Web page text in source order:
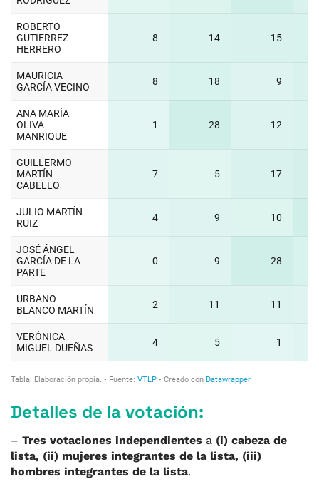
Detalles de la votación:
– Tres votaciones independientes a (i) cabeza de
lista, (ii) mujeres integrantes de la lista, (iii)
hombres integrantes de la lista.